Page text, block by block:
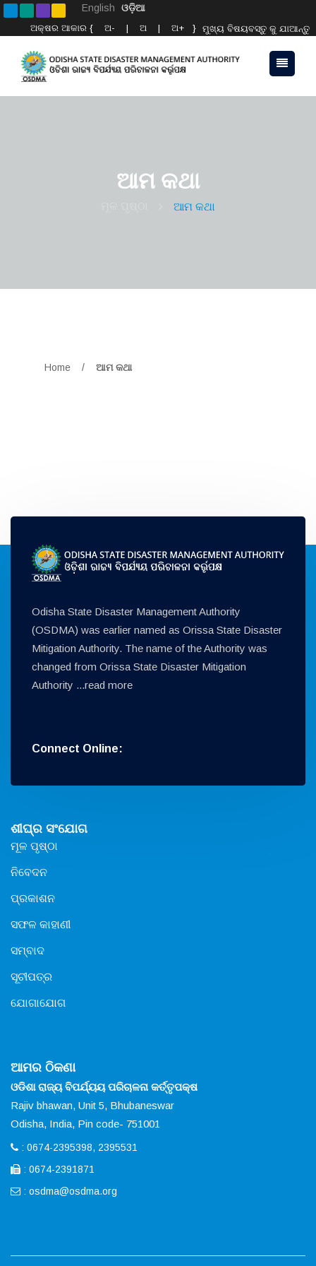
English ଓଡ଼ିଆ
ମୁଖ୍ୟ ବିଷୟବସ୍ତୁ କୁ ଯାଆନ୍ତୁ
ଅକ୍ଷର ଆକାର { ଅ- | ଅ | ଅ+ }
ଆମ କଥା
ଆମ କଥା
Home / ଆମ କଥା
Odisha State Disaster Management Authority
(OSDMA) was earlier named as Orissa State Disaster
Mitigation Authority. The name of the Authority was
changed from Orissa State Disaster Mitigation
Authority ...read more
Connect Online:
ଶୀଘ୍ର ସଂଯୋଗ
ମୂଳ ପୃଷ୍ଠା
ନିବେଦନ
ପ୍ରକାଶନ
ସଫଳ କାହାଣୀ
ସମ୍ବାଦ
ସୂଚୀପତ୍ର
ଯୋଗାଯୋଗ
ଆମର ଠିକଣା
ଓଡିଶା ରାଜ୍ୟ ବିପର୍ଯ୍ୟୟ ପରିଚାଳନା କର୍ତ୍ତୃପକ୍ଷ
Rajiv bhawan, Unit 5, Bhubaneswar
Odisha, India, Pin code- 751001
: 0674-2395398, 2395531
: 0674-2391871
: osdma@osdma.org